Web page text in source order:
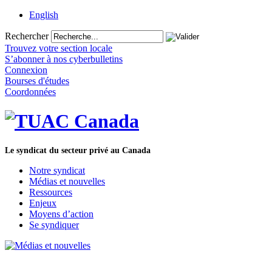
English
Rechercher
Trouvez votre section locale
S’abonner à nos cyberbulletins
Connexion
Bourses d'études
Coordonnées
Le syndicat du secteur privé au Canada
Notre syndicat
Médias et nouvelles
Ressources
Enjeux
Moyens d’action
Se syndiquer